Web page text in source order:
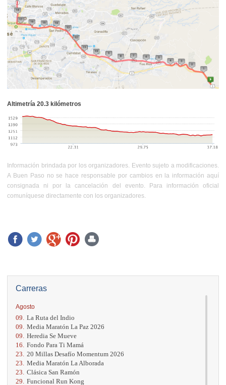
Carreras
Agosto
09. La Ruta del Indio
09. Media Maratón La Paz 2026
09. Heredia Se Mueve
16. Fondo Para Ti Mamá
23. 20 Millas Desafío Momentum 2026
23. Media Maratón La Alborada
23. Clásica San Ramón
29. Funcional Run Kong
Altimetría 20.3 kilómetros
Información brindada por los organizadores. Evento sujeto a modificaciones.
A Buen Paso no se hace responsable por cambios en la información aquí
consignada ni por la cancelación del evento. Para información oficial
comuníquese directamente con los organizadores.